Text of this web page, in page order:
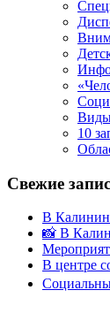
Виды
10
Свежие
В
📸 В
В центре